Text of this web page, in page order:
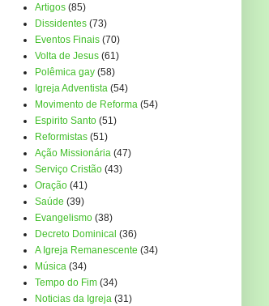
Artigos (85)
Dissidentes (73)
Eventos Finais (70)
Volta de Jesus (61)
Polêmica gay (58)
Igreja Adventista (54)
Movimento de Reforma (54)
Espirito Santo (51)
Reformistas (51)
Ação Missionária (47)
Serviço Cristão (43)
Oração (41)
Saúde (39)
Evangelismo (38)
Decreto Dominical (36)
A Igreja Remanescente (34)
Música (34)
Tempo do Fim (34)
Noticias da Igreja (31)